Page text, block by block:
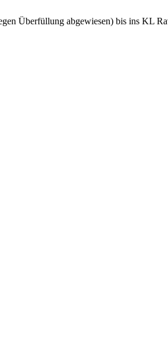
Überfüllung abgewiesen) bis ins KL